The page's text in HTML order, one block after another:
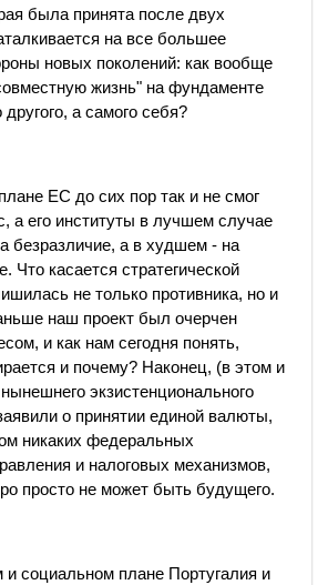
была принята после двух
на все большее
новых поколений: как вообще
жизнь" на фундаменте
другого, а самого себя?
ЕС до сих пор так и не смог
а его институты в лучшем случае
безразличие, а в худшем - на
Что касается стратегической
не только противника, но и
наш проект был очерчен
и как нам сегодня понять,
и почему? Наконец, (в этом и
экзистенционального
о принятии единой валюты,
никаких федеральных
и налоговых механизмов,
просто не может быть будущего.
и социальном плане Португалия и